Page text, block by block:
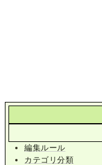
編集ルール
カテゴリ分類